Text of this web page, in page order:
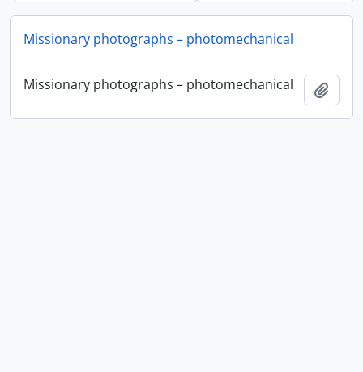
Missionary photographs – photomechanical
Missionary photographs – photomechanical